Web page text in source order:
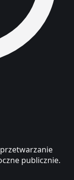
publicznie.